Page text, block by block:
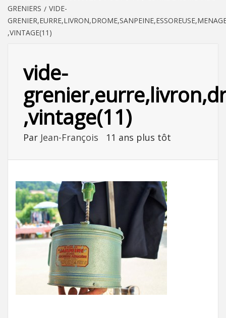
GRENIERS
VIDE-
,VINTAGE(11)
vide-
,vintage(11)
Par Jean-François 11 ans plus tôt